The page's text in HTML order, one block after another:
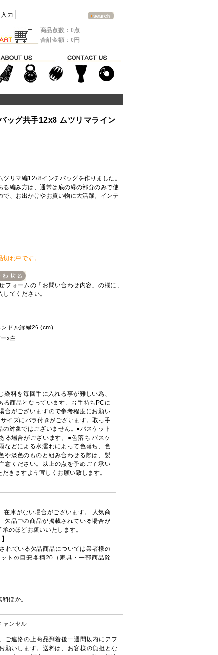
力
商品点数：0点
合計金額：0円
ッグ共手12x8 ムツリマライン
リマ編12x8インチバッグを作りました。
る編み方は、通常は底の縁の部分のみで使
で、お出かけやお買い物に大活躍。インテ
れ中です。
フォームの「お問い合わせ内容」の欄に、
てください。
ドル縁縁26 (cm)
x白
染料を毎回手に入れる事が難しい為、
る商品となっています。お手持ちPCに
合がございますので参考程度にお願い
イズにバラ付きがございます。取っ手
対象ではございません。●バスケット
る場合がございます。●色落ち:バスケ
などによる水濡れによって色落ち、色
や淡色のものと組み合わせる際は、製
意ください。以上の点を予めご了承い
きますよう宜しくお願い致します。
在庫がない場合がございます。 人気商
欠品中の商品が掲載されている場合が
のほどお願いいたします。
れている欠品商品については業者様の
トの目安各柄20（家具・一部商品除
ほか。
ンセル
ご連絡の上商品到着後一週間以内にアフ
願いします。送料は、お客様の負担とな